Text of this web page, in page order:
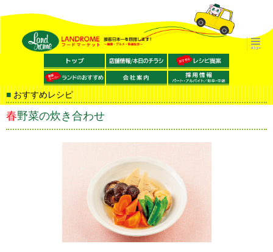
おすすめレシピ
春野菜の炊き合わせ